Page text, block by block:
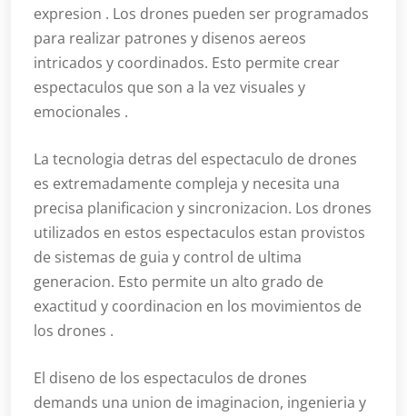
expresion . Los drones pueden ser programados
para realizar patrones y disenos aereos
intricados y coordinados. Esto permite crear
espectaculos que son a la vez visuales y
emocionales .
La tecnologia detras del espectaculo de drones
es extremadamente compleja y necesita una
precisa planificacion y sincronizacion. Los drones
utilizados en estos espectaculos estan provistos
de sistemas de guia y control de ultima
generacion. Esto permite un alto grado de
exactitud y coordinacion en los movimientos de
los drones .
El diseno de los espectaculos de drones
demands una union de imaginacion, ingenieria y